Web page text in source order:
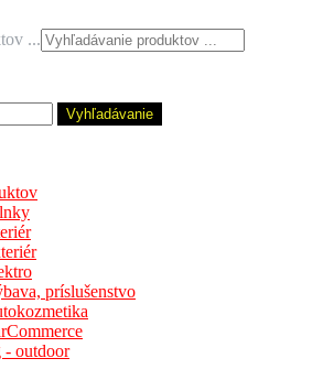
...
Vyhľadávanie
príslušenstvo
- outdoor